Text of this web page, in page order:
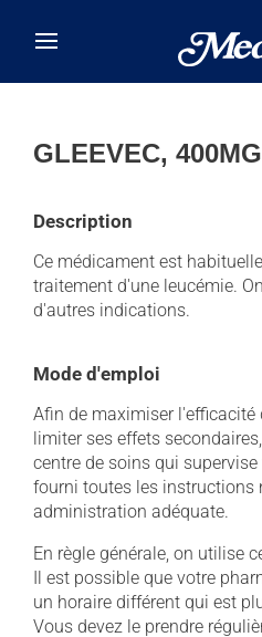
GLEEVEC,
Description
Ce médicament est
traitement d'une leucémie.
d'autres indications.
Mode d'emploi
Afin de maximiser l'efficacité
limiter ses effets
centre de soins qui
fourni toutes les instructions
administration adéquate.
En règle générale, on utilise
Il est possible que votre
un horaire différent qui est
Vous devez le prendre